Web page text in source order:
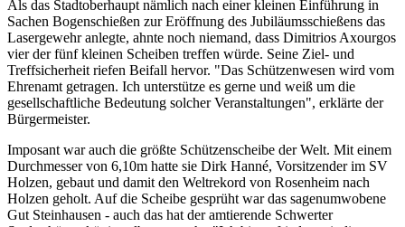
Als das Stadtoberhaupt nämlich nach einer kleinen Einführung in
Sachen Bogenschießen zur Eröffnung des Jubiläumsschießens das
Lasergewehr anlegte, ahnte noch niemand, dass Dimitrios Axourgos
vier der fünf kleinen Scheiben treffen würde. Seine Ziel- und
Treffsicherheit riefen Beifall hervor. "Das Schützenwesen wird vom
Ehrenamt getragen. Ich unterstütze es gerne und weiß um die
gesellschaftliche Bedeutung solcher Veranstaltungen", erklärte der
Bürgermeister.
Imposant war auch die größte Schützenscheibe der Welt. Mit einem
Durchmesser von 6,10m hatte sie Dirk Hanné, Vorsitzender im SV
Holzen, gebaut und damit den Weltrekord von Rosenheim nach
Holzen geholt. Auf die Scheibe gesprüht war das sagenumwobene
Gut Steinhausen - auch das hat der amtierende Schwerter